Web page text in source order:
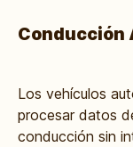
Conducción
Los vehículos
procesar datos
conducción sin